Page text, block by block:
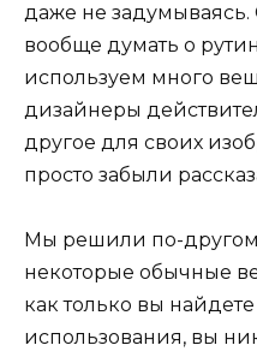
даже не задумываясь.
вообще думать о
используем много
дизайнеры
другое для своих
просто забыли
Мы решили по-
некоторые обычные
как только вы
использования, вы